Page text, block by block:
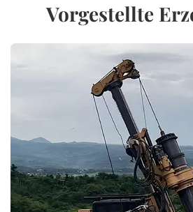
Vorgestellte